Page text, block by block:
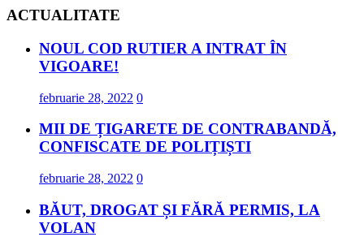
ACTUALITATE
NOUL COD RUTIER A INTRAT ÎN
VIGOARE!
februarie 28, 2022 0
MII DE ȚIGARETE DE CONTRABANDĂ,
CONFISCATE DE POLIȚIȘTI
februarie 28, 2022 0
BĂUT, DROGAT ȘI FĂRĂ PERMIS, LA
VOLAN